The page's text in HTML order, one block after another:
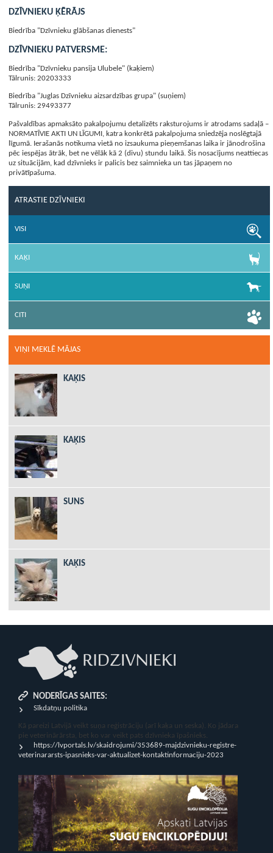
DZĪVNIEKU ĶĒRĀJS
Biedrība "Dzīvnieku glābšanas dienests"
DZĪVNIEKU PATVERSME:
Biedrība "Dzīvnieku pansija Ulubele" (kaķiem)
Tālrunis: 20203333
Biedrība "Juglas Dzīvnieku aizsardzības grupa" (suņiem)
Tālrunis: 29493377
Pašvaldības apmaksāto pakalpojumu detalizēts raksturojums ir atrodams sadaļā –
NORMATĪVIE AKTI UN LĪGUMI, katra konkrētā pakalpojuma sniedzēja noslēgtajā
līgumā. Ierašanās notikuma vietā no izsaukuma pieņemšanas laika ir jānodrošina
pēc iespējas ātrāk, bet ne vēlāk kā 2 (divu) stundu laikā. Šis nosacījums neattiecas
uz situācijām, kad dzīvnieks ir palicis bez saimnieka un tas jāpaņem no
privātīpašuma.
ATRASTIE DZĪVNIEKI
VISI
KAĶI
SUŅI
CITI
VIŅI MEKLĒ MĀJAS
KAĶIS
KAĶIS
SUNS
KAĶIS
NODERĪGAS SAITES:
Sīkdatņu politika
Kā pareizi Latvijā veikt suņa reģistrāciju (arī kaķa un seska). Ko jādara
pie veterinārārsta, bet ko var veikt pats dzīvnieka īpašnieks.
https://lvportals.lv/skaidrojumi/353689-majdzivnieku-registre-
veterinararsts-ipasnieks-var-aktualizet-kontaktinformaciju-2023